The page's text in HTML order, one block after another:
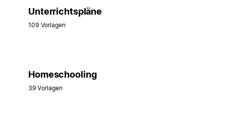
Unterrichtspläne
109 Vorlagen
Homeschooling
39 Vorlagen